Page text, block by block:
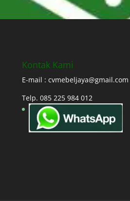
Kontak Kami
E-mail : cvmebeljaya@gmail.com
Telp. 085 225 984 012